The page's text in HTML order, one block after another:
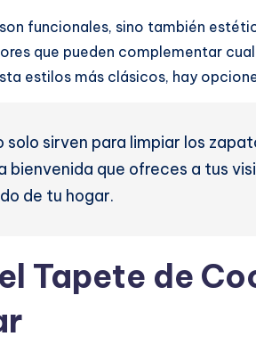
funcionales, sino también
que pueden complementar
estilos más clásicos, hay
sirven para limpiar los
bienvenida que ofreces a tus
de tu hogar.
Tapete de